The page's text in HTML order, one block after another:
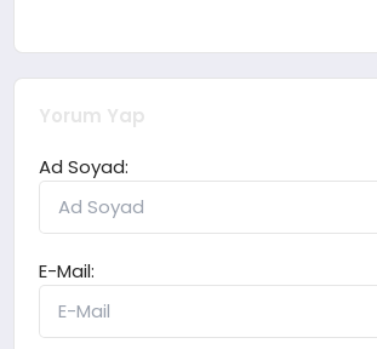
Yorum Yap
Ad Soyad:
E-Mail: